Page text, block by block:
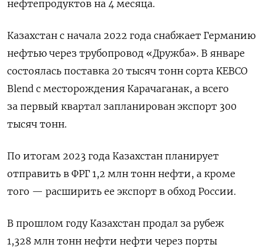
нефтепродуктов на 4 месяца.
Казахстан с начала 2022 года снабжает Германию
нефтью через трубопровод «Дружба». В январе
состоялась поставка 20 тысяч тонн сорта KEBCO
Blend с месторождения Карачаганак, а всего
за первый квартал запланирован экспорт 300
тысяч тонн.
По итогам 2023 года Казахстан планирует
отправить в ФРГ 1,2 млн тонн нефти, а кроме
того — расширить ее экспорт в обход России.
В прошлом году Казахстан продал за рубеж
1,328 млн тонн нефти нефти через порты